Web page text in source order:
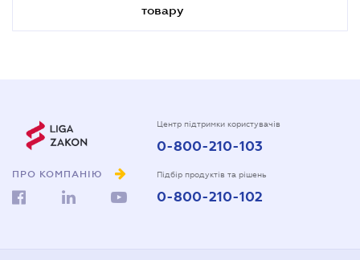
товару
ПРО КОМПАНІЮ
Центр підтримки користувачів
0-800-210-103
Підбір продуктів та рішень
0-800-210-102